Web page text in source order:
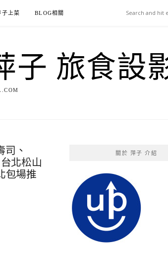
子上菜 BLOG相關
子 旅食設
司、
北松山
包場推
關於 萍子 介紹